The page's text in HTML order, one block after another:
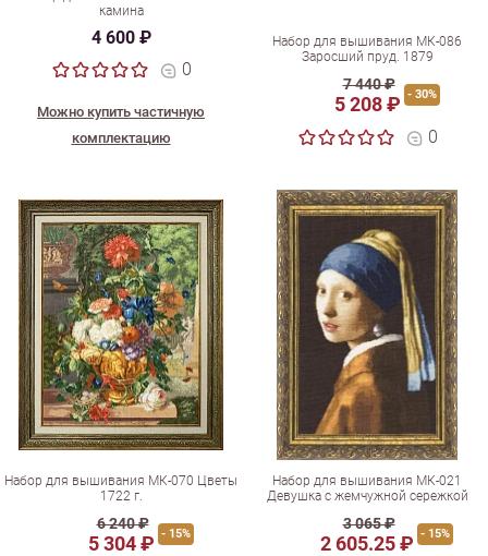
камина
4 600 ₽
0
Можно купить частичную
комплектацию
Набор для вышивания МК-086
Заросший пруд. 1879
7 440 ₽
5 208 ₽ - 30%
0
Набор для вышивания МК-070 Цветы
1722 г.
6 240 ₽
5 304 ₽ - 15%
Набор для вышивания МК-021
Девушка с жемчужной сережкой
3 065 ₽
2 605.25 ₽ - 15%